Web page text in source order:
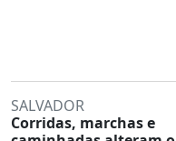
SALVADOR
Corridas, marchas e